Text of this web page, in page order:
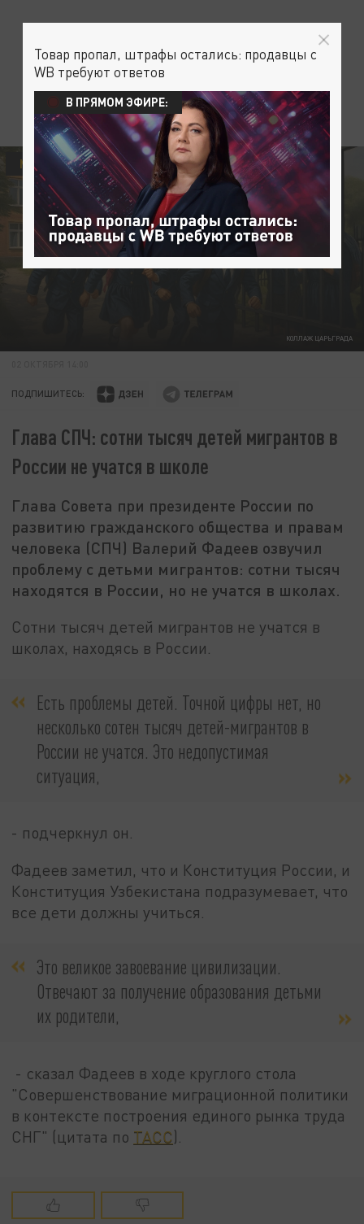
КОЛЛАЖ ЦАРЬГРАДА
МИГРАНТЫ СТОПМИГРАНТ
ПОДПИШИТЕСЬ:
Глава СПЧ: сотни тысяч детей мигрантов в
России не учатся в школе
Глава Совета при президенте России по
развитию гражданского общества и правам
человека (СПЧ) Валерий Фадеев озвучил
проблему с детьми мигрантов: сотни тысяч
находятся в России, но не учатся в школах.
Сотни тысяч детей мигрантов не учатся в
школах, находясь в России.
Есть проблемы детей. Точной цифры нет, но
несколько сотен тысяч детей-мигрантов в
России не учатся. Это недопустимая
ситуация,
- подчеркнул он.
Фадеев заметил, что и Конституция России, и
Конституция Узбекистана подразумевает, что
все дети должны учиться.
Это великое завоевание цивилизации.
Отвечают за получение образования детьми
их родители,
- сказал Фадеев в ходе круглого стола
"Совершенствование миграционной политики
в контексте построения единого рынка труда
СНГ" (цитата по ТАСС).
Товар пропал, штрафы остались: продавцы с
WB требуют ответов
В ПРЯМОМ ЭФИРЕ: